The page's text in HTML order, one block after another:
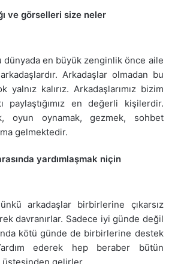
ve görselleri size neler
dünyada en büyük zenginlik önce aile
Arkadaşlar olmadan bu
yalnız kalırız. Arkadaşlarımız bizim
paylaştığımız en değerli kişilerdir.
oyun oynamak, gezmek, sohbet
gelmektedir.
yardımlaşmak niçin
arkadaşlar birbirlerine çıkarsız
davranırlar. Sadece iyi günde değil
kötü günde de birbirlerine destek
ederek hep beraber bütün